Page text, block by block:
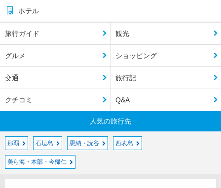
ホテル
旅行ガイド 観光
グルメ ショッピング
交通 旅行記
クチコミ Q&A
人気の旅行先
那覇 石垣島 恩納・読谷 西表島
美ら海・本部・今帰仁